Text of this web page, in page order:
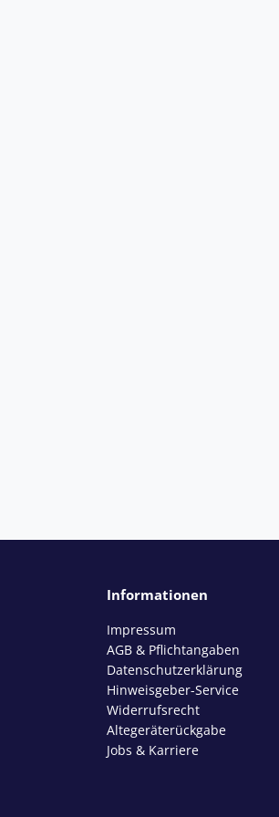
Informationen
Impressum
AGB & Pflichtangaben
Datenschutzerklärung
Hinweisgeber-Service
Widerrufsrecht
Altegeräterückgabe
Jobs & Karriere